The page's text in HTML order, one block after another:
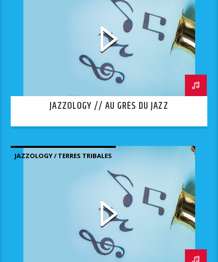
JAZZOLOGY // AU GRÈS DU JAZZ
JAZZOLOGY / TERRES TRIBALES